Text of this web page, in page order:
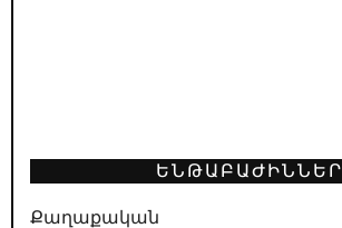
ԵՆԹԱԲԱԺԻՆՆԵՐ
Քաղաքական